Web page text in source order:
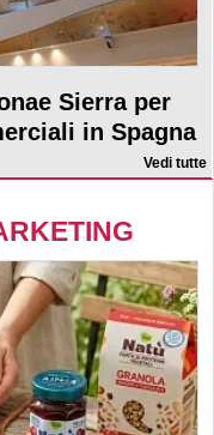
Sierra per
in Spagna
Vedi tutte